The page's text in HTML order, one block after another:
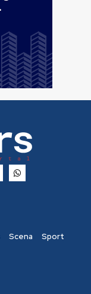
Scena
Sport